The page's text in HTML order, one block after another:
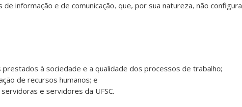
de informação e de comunicação, que, por sua natureza, não configura
à sociedade e a qualidade dos processos de trabalho;
de recursos humanos; e
e servidores da UFSC.